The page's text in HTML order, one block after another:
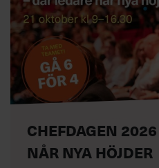
CHEFDAGEN
NÅR NYA HÖJDER